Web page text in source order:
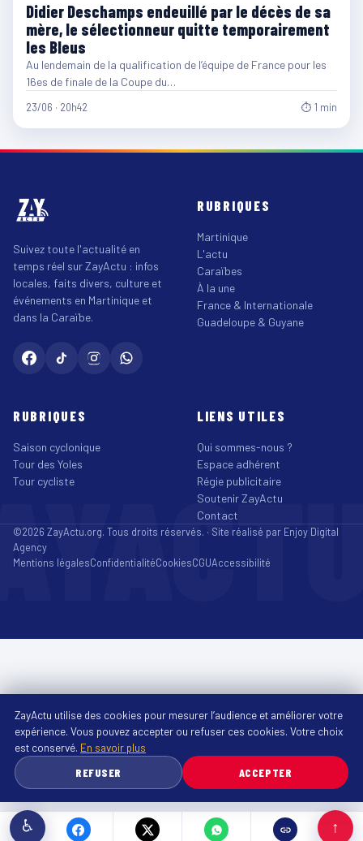
Didier Deschamps endeuillé par le décès de sa
mère, le sélectionneur quitte temporairement
les Bleus
Au lendemain de la qualification de l’équipe de France pour les
16es de finale de la Coupe du…
23/06 · 20h42 ⏱ 1 min
Suivez toute l'actualité en
temps réel sur ZayActu : infos
locales, faits divers, culture et
événements en Martinique et
dans la Caraïbe.
RUBRIQUES
Martinique
L'actu
Caraïbes
À la une
France & Internationale
Guadeloupe & Guyane
RUBRIQUES
Saison cyclonique
Tour des Yoles
Tour cycliste
LIENS UTILES
Qui sommes-nous ?
Espace adhérent
Régie publicitaire
Soutenir ZayActu
Contact
©2026 ZayActu.org. Tous droits réservés. · Site réalisé par Enjoy Digital
Agency
Mentions légalesConfidentialitéCookiesCGUAccessibilité
♿ ↑
ZayActu utilise des cookies pour mesurer l’audience et améliorer votre
expérience. Vous pouvez accepter ou refuser ces cookies. Votre choix
est conservé. En savoir plus
REFUSER
ACCEPTER